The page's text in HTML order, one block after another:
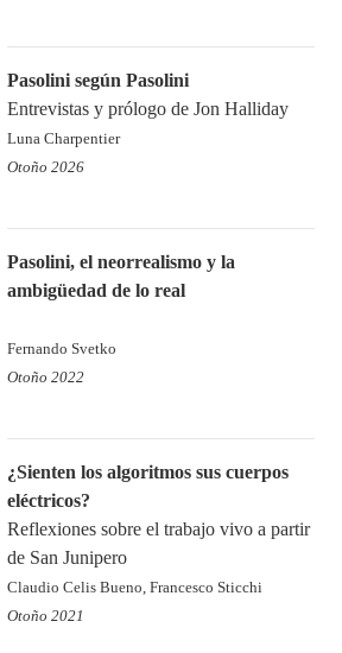
Pasolini según Pasolini
Entrevistas y prólogo de Jon Halliday
Luna Charpentier
Otoño 2026
Pasolini, el neorrealismo y la
ambigüedad de lo real
Fernando Svetko
Otoño 2022
¿Sienten los algoritmos sus cuerpos
eléctricos?
Reflexiones sobre el trabajo vivo a partir
de San Junipero
Claudio Celis Bueno, Francesco Sticchi
Otoño 2021